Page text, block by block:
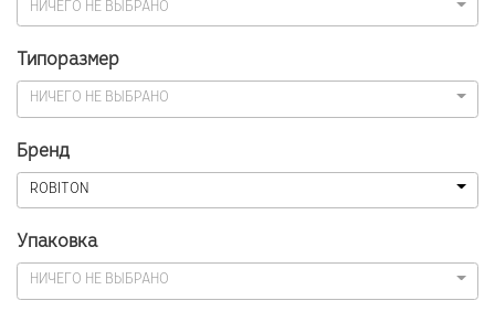
НИЧЕГО НЕ ВЫБРАНО
Типоразмер
НИЧЕГО НЕ ВЫБРАНО
Бренд
ROBITON
Упаковка
НИЧЕГО НЕ ВЫБРАНО